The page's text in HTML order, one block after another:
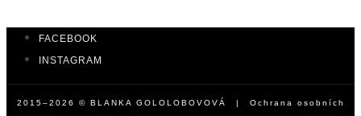
FACEBOOK
INSTAGRAM
2015–2026 © BLANKA GOLOLOBOVOVÁ | Ochrana osobních